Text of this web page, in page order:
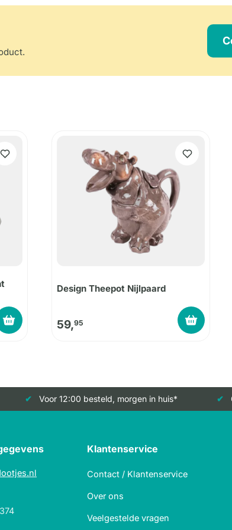
Design Theepot Nijlpaard
59,95
Voor 12:00 besteld, morgen in huis*
Klantenservice
Contact / Klantenservice
Over ons
Veelgestelde vragen